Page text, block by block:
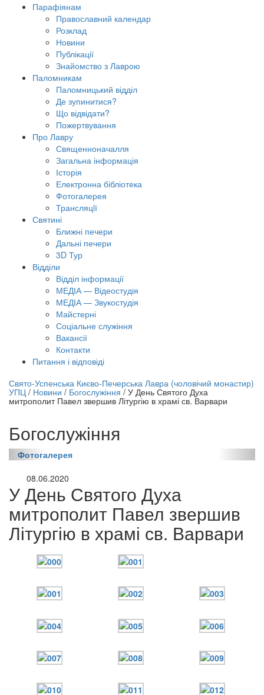
Парафіянам
Православний календар
Розклад
Новини
Публікації
Знайомство з Лаврою
Паломникам
Паломницький відділ
Де зупинитися?
Що відвідати?
Пожертвування
Про Лавру
Священноначалля
Загальна інформація
Історія
Електронна бібліотека
Фотогалерея
Трансляцiї
Святині
Ближні печери
Дальні печери
3D Тур
Відділи
Відділ інформації
МЕДІА — Відеостудія
МЕДІА — Звукостудія
Майстерні
Соціальне служіння
Вакансії
Контакти
Питання і відповіді
трансляція |
12 вересня
трансляції
12 сентября 2015
Название трансляции
Свято-Успенська Києво-Печерська Лавра (чоловічий монастир)
УПЦ / Новини / Богослужіння/ У День Святого Духа
митрополит Павел звершив Літургію в храмі св. Варвари
Богослужіння
Фотогалерея
08.06.2020
У День Святого Духа
митрополит Павел звершив
Літургію в храмі св. Варвари